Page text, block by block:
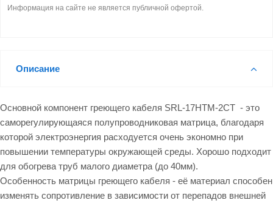
Информация на сайте не является публичной офертой.
Описание
Основной компонент греющего кабеля SRL-17HTM-2CT - это
саморегулирующаяся полупроводниковая матрица, благодаря
которой электроэнергия расходуется очень экономно при
повышении температуры окружающей среды. Хорошо подходит
для обогрева труб малого диаметра (до 40мм).
Особенность матрицы греющего кабеля - её материал способен
изменять сопротивление в зависимости от перепадов внешней